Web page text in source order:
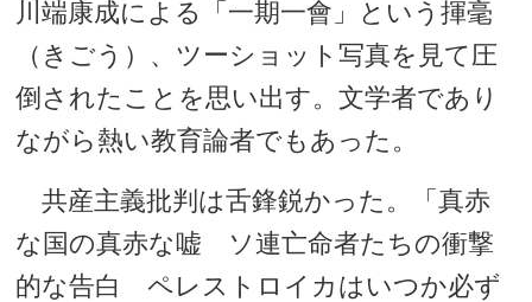
川端康成による「一期一會」という揮毫
（きごう）、ツーショット写真を見て圧
倒されたことを思い出す。文学者であり
ながら熱い教育論者でもあった。
共産主義批判は舌鋒鋭かった。「真赤
な国の真赤な嘘 ソ連亡命者たちの衝撃
的な告白 ペレストロイカはいつか必ず